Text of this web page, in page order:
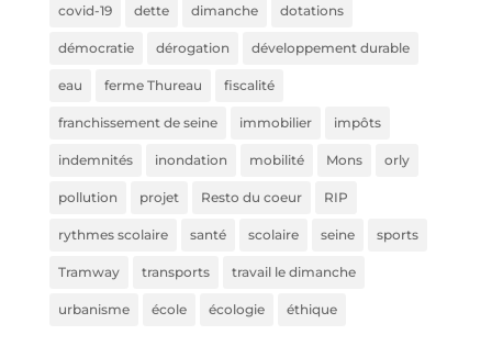
covid-19 dette dimanche dotations
démocratie dérogation développement durable
eau ferme Thureau fiscalité
franchissement de seine immobilier impôts
indemnités inondation mobilité Mons orly
pollution projet Resto du coeur RIP
rythmes scolaire santé scolaire seine sports
Tramway transports travail le dimanche
urbanisme école écologie éthique